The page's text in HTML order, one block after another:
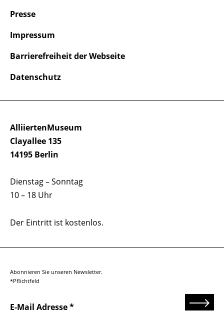
AlliiertenMuseum
Clayallee 135
14195 Berlin
Dienstag – Sonntag
10 – 18 Uhr
Der Eintritt ist kostenlos.
Presse
Impressum
Barrierefreiheit der Webseite
Datenschutz
Abonnieren Sie unseren Newsletter.
*Pflichtfeld
E-Mail Adresse Senden